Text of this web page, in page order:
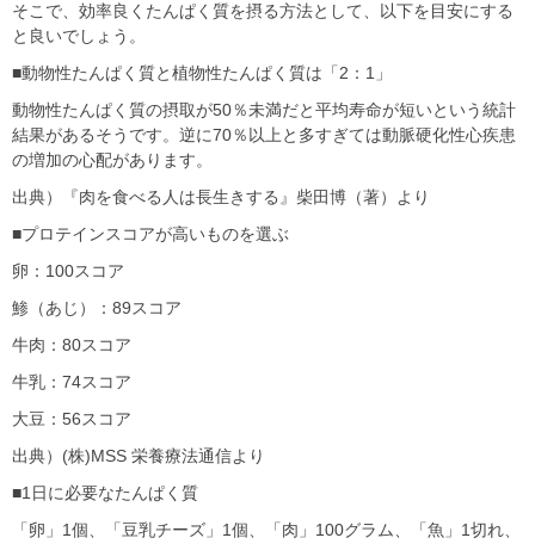
そこで、効率良くたんぱく質を摂る方法として、以下を目安にする
と良いでしょう。
■動物性たんぱく質と植物性たんぱく質は「2 ： 1 」
動物性たんぱく質の摂取が50％未満だと平均寿命が短いという統計
結果があるそうです。逆に70％以上と多すぎては動脈硬化性心疾患
の増加の心配があります。
出典）『肉を食べる人は長生きする』柴田博（著）より
■プロテインスコアが高いものを選ぶ
卵： 100スコア
鯵（あじ）： 89スコア
牛肉： 80スコア
牛乳： 74スコア
大豆： 56スコア
出典） (株)MSS 栄養療法通信より
■1日に必要なたんぱく質
「卵」 1個、「豆乳チーズ」 1個、「肉」 100グラム、「魚」 1切れ、